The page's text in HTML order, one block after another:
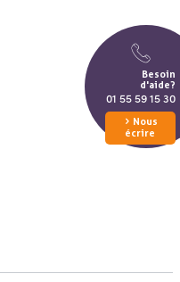
Besoin
d'aide?
01 55 59 15 30
Nous
écrire